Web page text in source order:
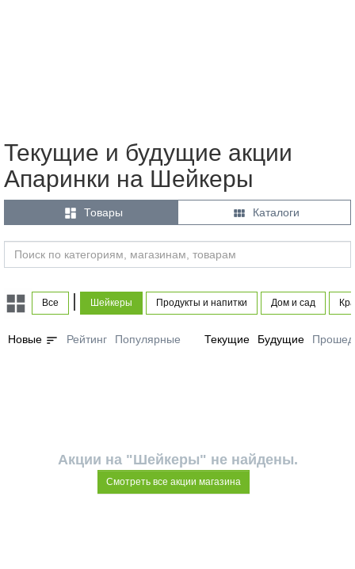
Текущие и будущие акции
Апаринки на Шейкеры
 Товары  Каталоги
Все Шейкеры Продукты и напитки Дом и сад
Новые sort Рейтинг Популярные Текущие Будущие
Акции на "Шейкеры" не найдены.
Смотреть все акции магазина